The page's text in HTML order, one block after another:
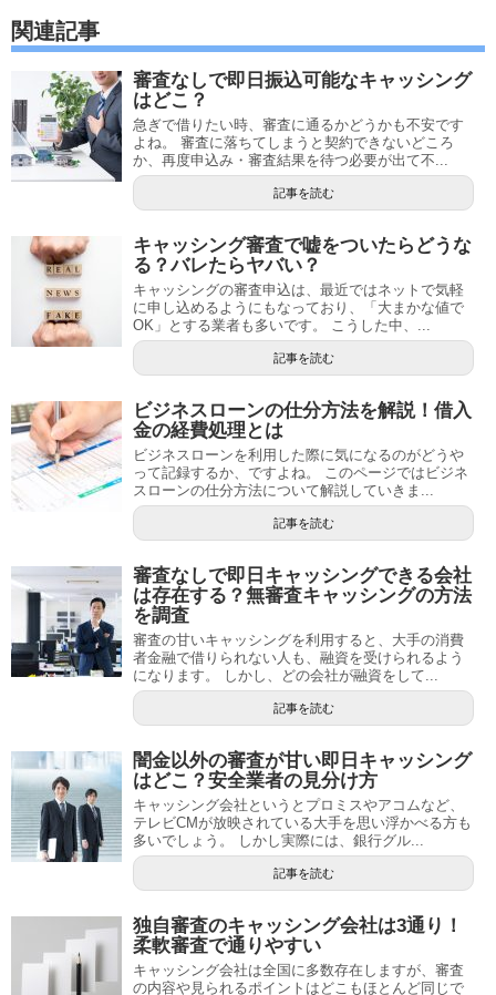
関連記事
審査なしで即日振込可能なキャッシング
はどこ？
急ぎで借りたい時、審査に通るかどうかも不安です
よね。 審査に落ちてしまうと契約できないどころ
か、再度申込み・審査結果を待つ必要が出て不...
記事を読む
キャッシング審査で嘘をついたらどうな
る？バレたらヤバい？
キャッシングの審査申込は、最近ではネットで気軽
に申し込めるようにもなっており、「大まかな値で
OK」とする業者も多いです。 こうした中、...
記事を読む
ビジネスローンの仕分方法を解説！借入
金の経費処理とは
ビジネスローンを利用した際に気になるのがどうや
って記録するか、ですよね。 このページではビジネ
スローンの仕分方法について解説していきま...
記事を読む
審査なしで即日キャッシングできる会社
は存在する？無審査キャッシングの方法
を調査
審査の甘いキャッシングを利用すると、大手の消費
者金融で借りられない人も、融資を受けられるよう
になります。 しかし、どの会社が融資をして...
記事を読む
闇金以外の審査が甘い即日キャッシング
はどこ？安全業者の見分け方
キャッシング会社というとプロミスやアコムなど、
テレビCMが放映されている大手を思い浮かべる方も
多いでしょう。 しかし実際には、銀行グル...
記事を読む
独自審査のキャッシング会社は3通り！
柔軟審査で通りやすい
キャッシング会社は全国に多数存在しますが、審査
の内容や見られるポイントはどこもほとんど同じで